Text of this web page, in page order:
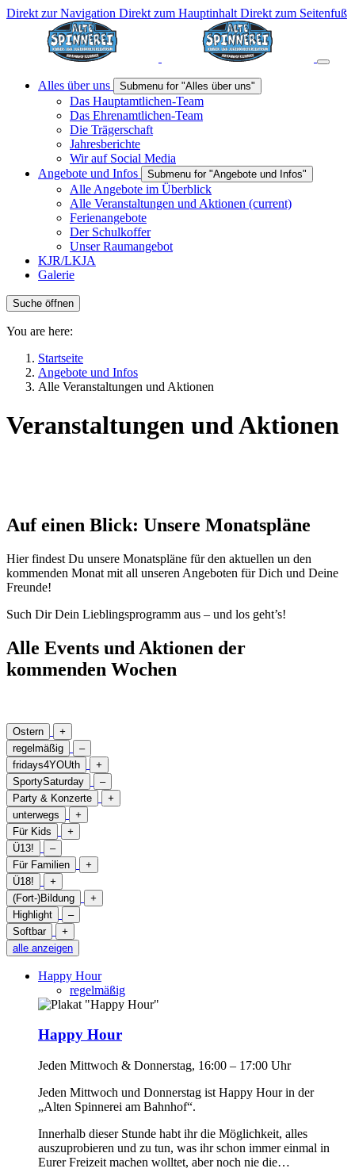
Direkt zur Navigation Direkt zum Hauptinhalt Direkt zum Seitenfuß
Alles über uns Submenu for "Alles über uns"
Das Hauptamtlichen-Team
Das Ehrenamtlichen-Team
Die Trägerschaft
Jahresberichte
Wir auf Social Media
Angebote und Infos
Submenu for "Angebote und Infos"
Alle Angebote im Überblick
Alle Veranstaltungen und Aktionen (current)
Ferienangebote
Der Schulkoffer
Unser Raumangebot
KJR/LKJA
Galerie
Suche öffnen
You are here:
Startseite
Angebote und Infos
Alle Veranstaltungen und Aktionen
Veranstaltungen und Aktionen
Auf einen Blick: Unsere Monatspläne
Hier findest Du unsere Monatspläne für den aktuellen un den
kommenden Monat mit all unseren Angeboten für Dich und Deine
Freunde!
Such Dir Dein Lieblingsprogramm aus – und los geht’s!
Alle Events und Aktionen der
kommenden Wochen
Ostern
+
regelmäßig
–
fridays4YOUth
+
SportySaturday
–
Party & Konzerte
+
unterwegs
+
Für Kids
+
Ü13!
–
Für Familien
+
Ü18!
+
(Fort-)Bildung
+
Highlight
–
Softbar
+
alle anzeigen
Happy Hour
regelmäßig
Happy Hour
Jeden Mittwoch & Donnerstag, 16:00 – 17:00 Uhr
Jeden Mittwoch und Donnerstag ist Happy Hour in der
„Alten Spinnerei am Bahnhof“.
Innerhalb dieser Stunde habt ihr die Möglichkeit, alles
auszuprobieren und zu tun, was ihr schon immer einmal in
Eurer Freizeit machen wolltet, aber noch nie die…